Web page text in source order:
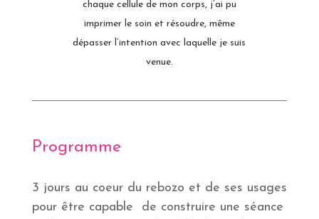
chaque cellule de mon corps, j’ai pu
imprimer le soin et résoudre, même
dépasser l’intention avec laquelle je suis
venue.
Programme
3 jours au coeur du rebozo et de ses usages
pour être capable de construire une séance